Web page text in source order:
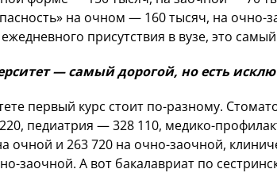
на очном — 160 тысяч, на очно-
ежедневного присутствия в вузе, это
— самый дорогой, но есть
первый курс стоит по-разному.
педиатрия — 328 110, медико-
очной и 263 720 на очно-заочной,
заочной. А вот бакалавриат по